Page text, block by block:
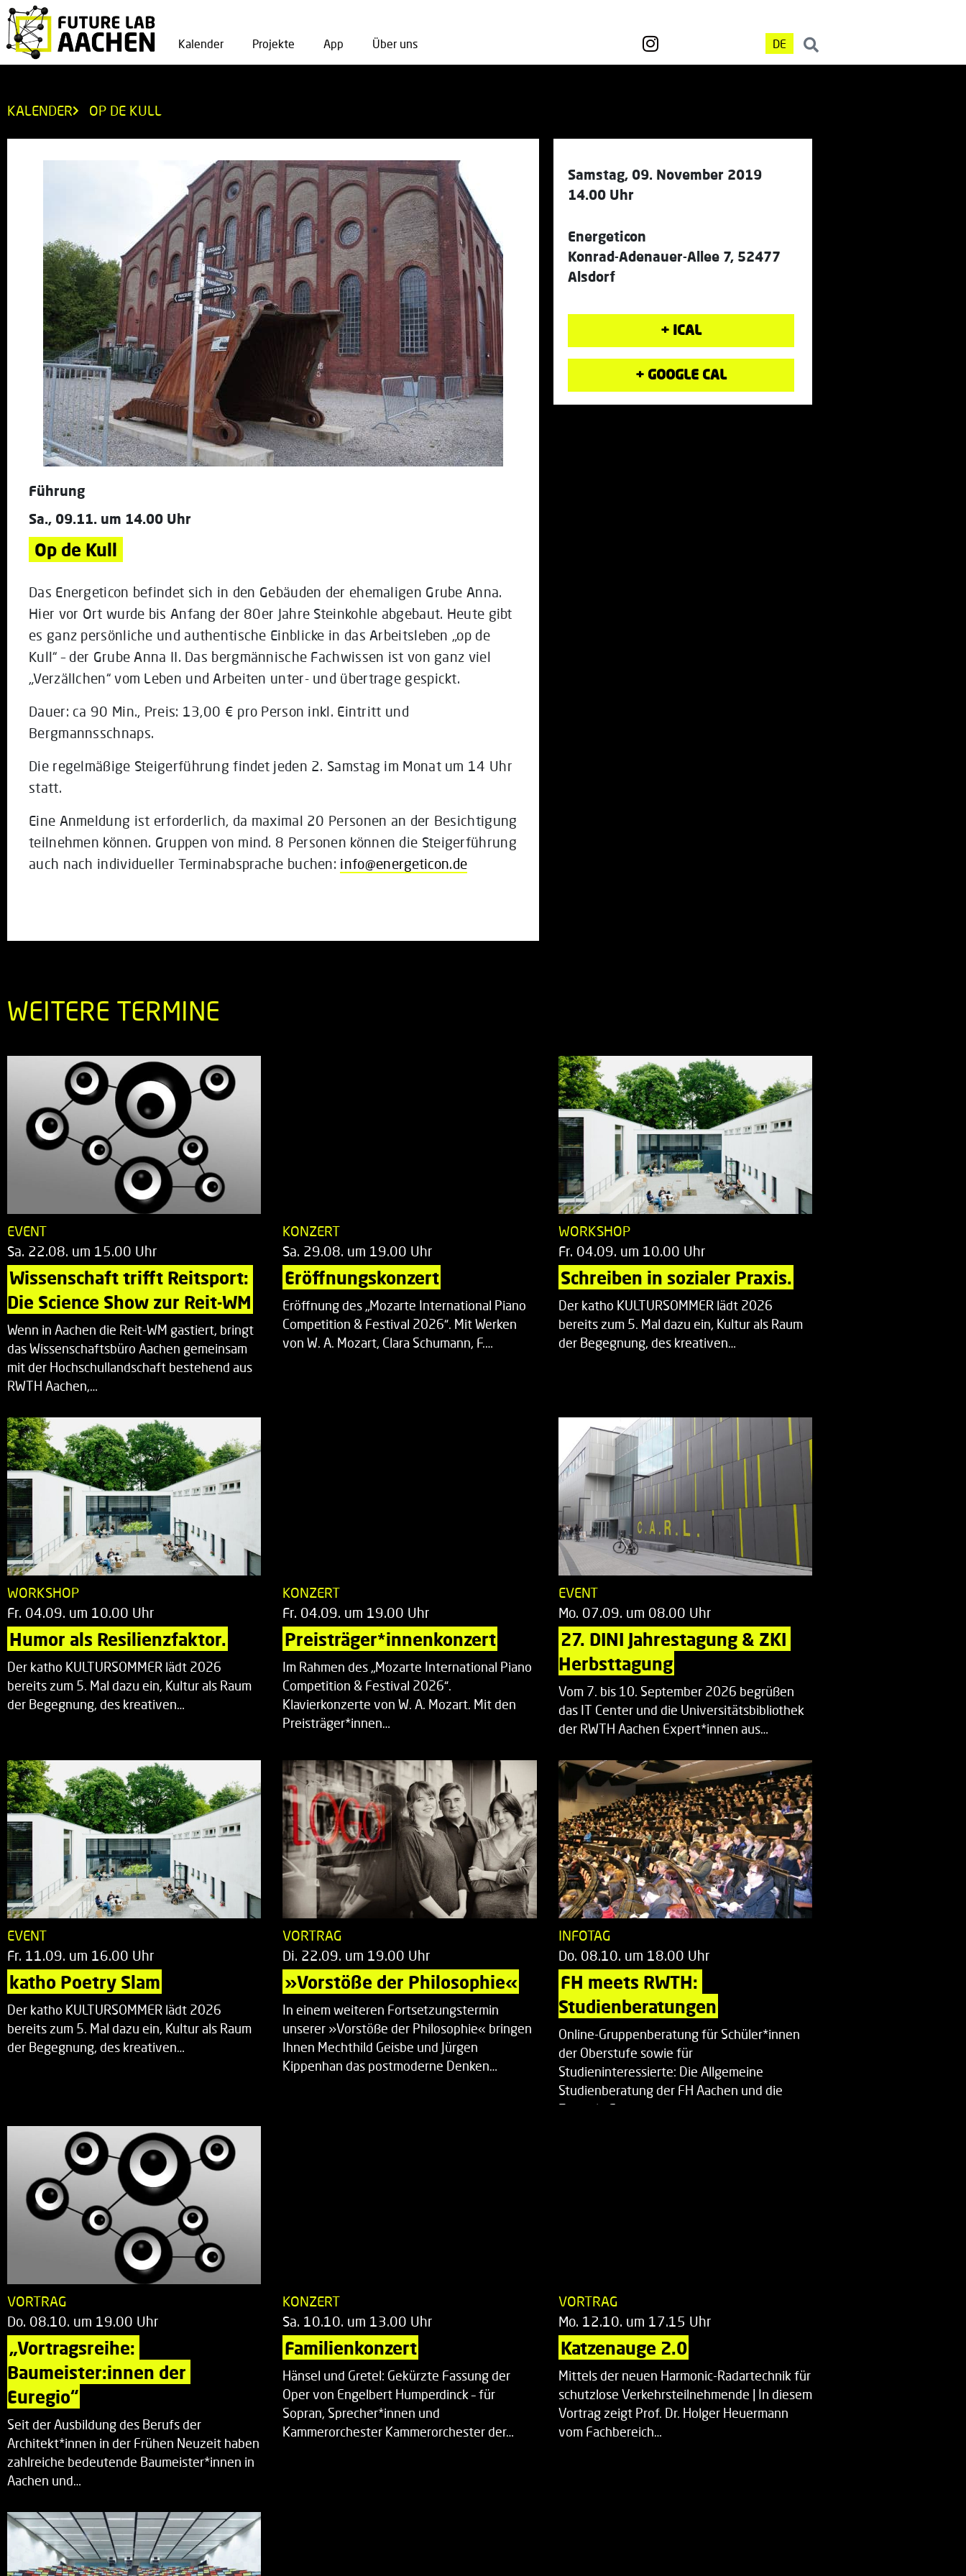
Kalender Projekte App Über uns DE
KALENDER OP DE KULL
Führung
Sa., 09.11. um 14.00 Uhr
Op de Kull
Das Energeticon befindet sich in den Gebäuden der ehemaligen Grube Anna.
Hier vor Ort wurde bis Anfang der 80er Jahre Steinkohle abgebaut. Heute gibt
es ganz persönliche und authentische Einblicke in das Arbeitsleben „op de
Kull“ – der Grube Anna II. Das bergmännische Fachwissen ist von ganz viel
„Verzällchen“ vom Leben und Arbeiten unter- und übertrage gespickt.
Dauer: ca 90 Min., Preis: 13,00 € pro Person inkl. Eintritt und
Bergmannsschnaps.
Die regelmäßige Steigerführung findet jeden 2. Samstag im Monat um 14 Uhr
statt.
Eine Anmeldung ist erforderlich, da maximal 20 Personen an der Besichtigung
teilnehmen können. Gruppen von mind. 8 Personen können die Steigerführung
auch nach individueller Terminabsprache buchen: info@energeticon.de
Samstag, 09. November 2019
14.00 Uhr
Energeticon
Konrad-Adenauer-Allee 7, 52477
Alsdorf
+ ICAL
+ GOOGLE CAL
WEITERE TERMINE
EVENT
Sa. 22.08. um 15.00 Uhr
Wissenschaft trifft Reitsport:
Die Science Show zur Reit-WM
Wenn in Aachen die Reit-WM gastiert, bringt
das Wissenschaftsbüro Aachen gemeinsam
mit der Hochschullandschaft bestehend aus
RWTH Aachen,…
KONZERT
Sa. 29.08. um 19.00 Uhr
Eröffnungskonzert
Eröffnung des „Mozarte International Piano
Competition & Festival 2026“. Mit Werken
von W. A. Mozart, Clara Schumann, F.…
WORKSHOP
Fr. 04.09. um 10.00 Uhr
Schreiben in sozialer Praxis.
Der katho KULTURSOMMER lädt 2026
bereits zum 5. Mal dazu ein, Kultur als Raum
der Begegnung, des kreativen…
WORKSHOP
Fr. 04.09. um 10.00 Uhr
Humor als Resilienzfaktor.
Der katho KULTURSOMMER lädt 2026
bereits zum 5. Mal dazu ein, Kultur als Raum
der Begegnung, des kreativen…
KONZERT
Fr. 04.09. um 19.00 Uhr
Preisträger*innenkonzert
Im Rahmen des „Mozarte International Piano
Competition & Festival 2026“.
Klavierkonzerte von W. A. Mozart. Mit den
Preisträger*innen…
EVENT
Mo. 07.09. um 08.00 Uhr
27. DINI Jahrestagung & ZKI
Herbsttagung
Vom 7. bis 10. September 2026 begrüßen
das IT Center und die Universitätsbibliothek
der RWTH Aachen Expert*innen aus…
EVENT
Fr. 11.09. um 16.00 Uhr
katho Poetry Slam
Der katho KULTURSOMMER lädt 2026
bereits zum 5. Mal dazu ein, Kultur als Raum
der Begegnung, des kreativen…
VORTRAG
Di. 22.09. um 19.00 Uhr
»Vorstöße der Philosophie«
In einem weiteren Fortsetzungstermin
unserer »Vorstöße der Philosophie« bringen
Ihnen Mechthild Geisbe und Jürgen
Kippenhan das postmoderne Denken…
INFOTAG
Do. 08.10. um 18.00 Uhr
FH meets RWTH:
Studienberatungen
Online-Gruppenberatung für Schüler*innen
der Oberstufe sowie für
Studieninteressierte: Die Allgemeine
Studienberatung der FH Aachen und die
Zentrale Studienberatung…
VORTRAG
Do. 08.10. um 19.00 Uhr
„Vortragsreihe:
Baumeister:innen der
Euregio“
Seit der Ausbildung des Berufs der
Architekt*innen in der Frühen Neuzeit haben
zahlreiche bedeutende Baumeister*innen in
Aachen und…
KONZERT
Sa. 10.10. um 13.00 Uhr
Familienkonzert
Hänsel und Gretel: Gekürzte Fassung der
Oper von Engelbert Humperdinck – für
Sopran, Sprecher*innen und
Kammerorchester Kammerorchester der…
VORTRAG
Mo. 12.10. um 17.15 Uhr
Katzenauge 2.0
Mittels der neuen Harmonic-Radartechnik für
schutzlose Verkehrsteilnehmende | In diesem
Vortrag zeigt Prof. Dr. Holger Heuermann
vom Fachbereich…